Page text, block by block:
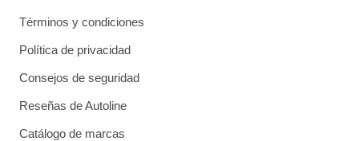
Términos y condiciones
Política de privacidad
Consejos de seguridad
Reseñas de Autoline
Catálogo de marcas